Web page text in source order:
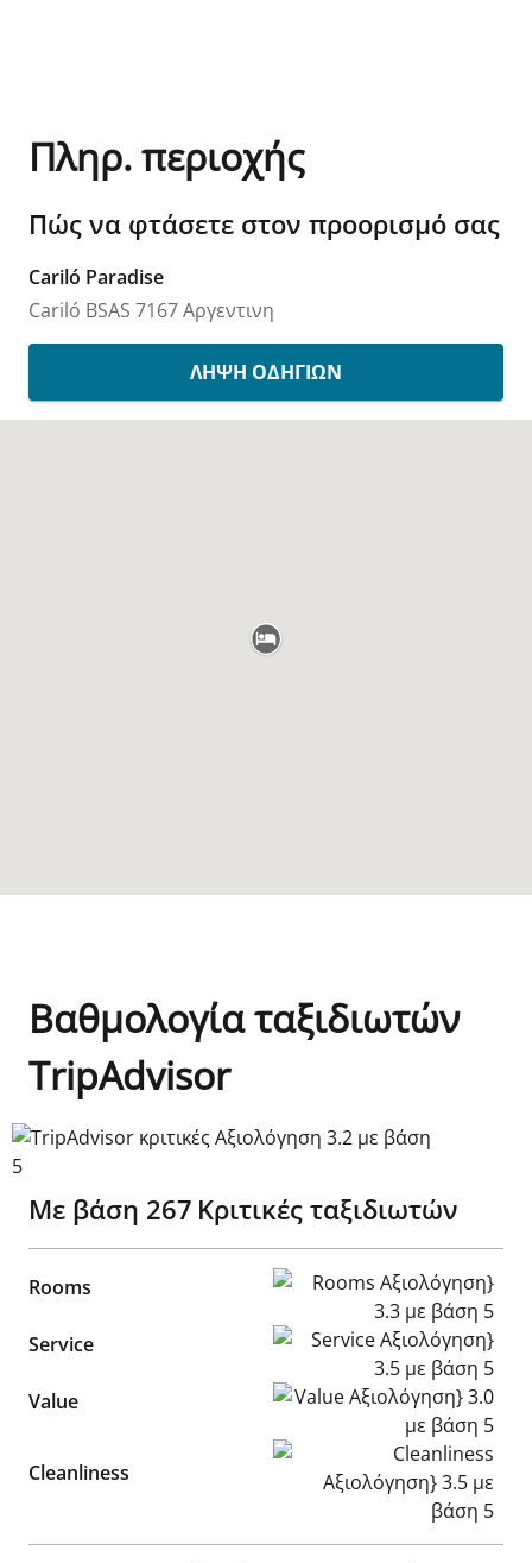
Πληρ. περιοχής
Πώς να φτάσετε στον προορισμό σας
Cariló Paradise
Cariló BSAS 7167Αργεντινη
ΛΉΨΗ ΟΔΗΓΙΏΝ
Βαθμολογία ταξιδιωτών
TripAdvisor
TripAdvisor κριτικές Αξιολόγηση 3.2 με βάση 5
Με βάση 267 Κριτικές ταξιδιωτών
Rooms Rooms Αξιολόγηση} 3.3 με
Service Service Αξιολόγηση} 3.5 με
Value Value Αξιολόγηση} 3.0 με
Cleanliness
Cleanliness Αξιολόγηση}